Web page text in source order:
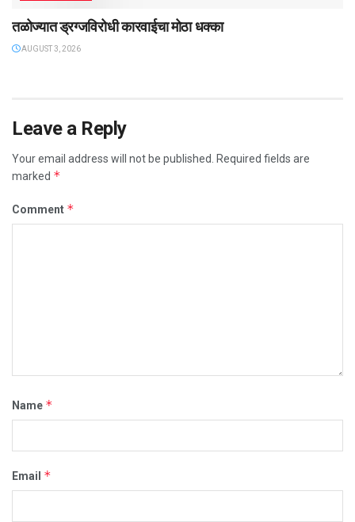
तळोज्यात ड्रग्जविरोधी कारवाईचा मोठा धक्का
AUGUST 3, 2026
Leave a Reply
Your email address will not be published.
Required fields are
marked *
Comment *
Name *
Email *